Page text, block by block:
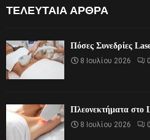
ΤΕΛΕΥΤΑΊΑ ΆΡΘΡΑ
Πόσες Συνεδρίες
8 Ιουλίου 2026 0
Πλεονεκτήματα στο
8 Ιουλίου 2026 0